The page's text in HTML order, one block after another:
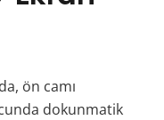
ön camı
dokunmatik